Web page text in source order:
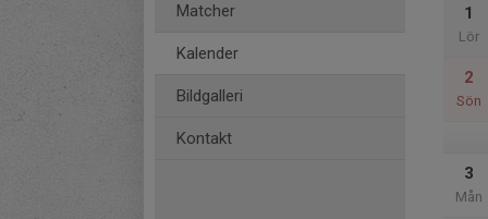
Matcher
Kalender
Bildgalleri
Kontakt
1
Lör
2
Sön
3
Mån